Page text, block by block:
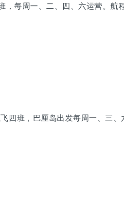
每周一、二、四、六运营。航
班，巴厘岛出发每周一、三